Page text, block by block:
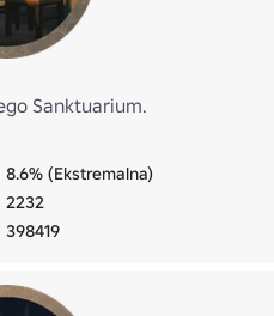
Sanktuarium.
8.6% (Ekstremalna)
2232
398419